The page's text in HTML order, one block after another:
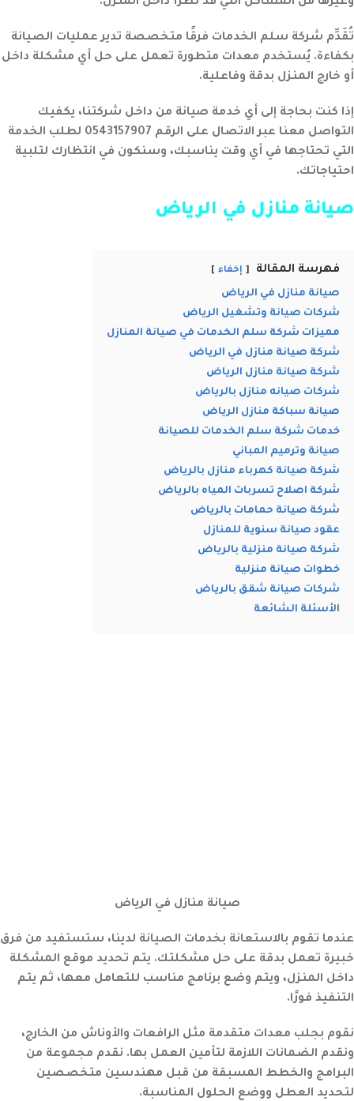
تُقَدِّم شركة سلم الخدمات فرقًا متخصصة تدير عمليات الصيانة
بكفاءة. يُستخدم معدات متطورة تعمل على حل أي مشكلة داخل
أو خارج المنزل بدقة وفاعلية.
إذا كنت بحاجة إلى أي خدمة صيانة من داخل شركتنا، يكفيك
التواصل معنا عبر الاتصال على الرقم 0543157907 لطلب الخدمة
التي تحتاجها في أي وقت يناسبك، وسنكون في انتظارك لتلبية
احتياجاتك.
صيانة منازل في الرياض
فهرسة المقالة إخفاء
صيانة منازل في الرياض
شركات صيانة وتشغيل الرياض
مميزات شركة سلم الخدمات في صيانة المنازل
شركة صيانة منازل في الرياض
شركة صيانة منازل الرياض
شركات صيانه منازل بالرياض
صيانة سباكة منازل الرياض
خدمات شركة سلم الخدمات للصيانة
صيانة وترميم المباني
شركة صيانة كهرباء منازل بالرياض
شركة اصلاح تسربات المياه بالرياض
شركة صيانة حمامات بالرياض
عقود صيانة سنوية للمنازل
شركة صيانة منزلية بالرياض
خطوات صيانة منزلية
شركات صيانة شقق بالرياض
الأسئلة الشائعة
صيانة منازل في الرياض
عندما تقوم بالاستعانة بخدمات الصيانة لدينا، ستستفيد من فرق
خبيرة تعمل بدقة على حل مشكلتك. يتم تحديد موقع المشكلة
داخل المنزل، ويتم وضع برنامج مناسب للتعامل معها، ثم يتم
التنفيذ فورًا.
نقوم بجلب معدات متقدمة مثل الرافعات والأوناش من الخارج،
ونقدم الضمانات اللازمة لتأمين العمل بها. نقدم مجموعة من
البرامج والخطط المسبقة من قبل مهندسين متخصصين
لتحديد العطل ووضع الحلول المناسبة.